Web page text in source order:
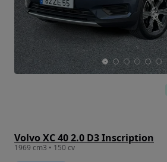
Volvo XC 40 2.0 D3 Inscription
1969 cm3 • 150 cv